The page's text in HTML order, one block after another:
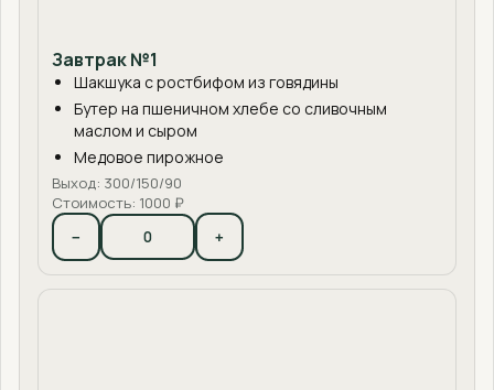
Завтрак №1
Шакшука с ростбифом из говядины
Бутер на пшеничном хлебе со сливочным
маслом и сыром
Медовое пирожное
Выход: 300/150/90
Стоимость: 1000 ₽
− +